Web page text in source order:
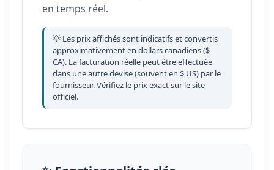
en temps réel.
💡 Les prix affichés sont indicatifs et convertis
approximativement en dollars canadiens ($
CA). La facturation réelle peut être effectuée
dans une autre devise (souvent en $ US) par le
fournisseur. Vérifiez le prix exact sur le site
officiel.